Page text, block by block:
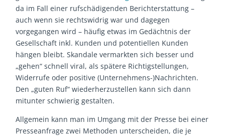
da im Fall einer rufschädigenden Berichterstattung –
auch wenn sie rechtswidrig war und dagegen
vorgegangen wird – häufig etwas im Gedächtnis der
Gesellschaft inkl. Kunden und potentiellen Kunden
hängen bleibt. Skandale vermarkten sich besser und
„gehen“ schnell viral, als spätere Richtigstellungen,
Widerrufe oder positive (Unternehmens-)Nachrichten.
Den „guten Ruf“ wiederherzustellen kann sich dann
mitunter schwierig gestalten.
Allgemein kann man im Umgang mit der Presse bei einer
Presseanfrage zwei Methoden unterscheiden, die je